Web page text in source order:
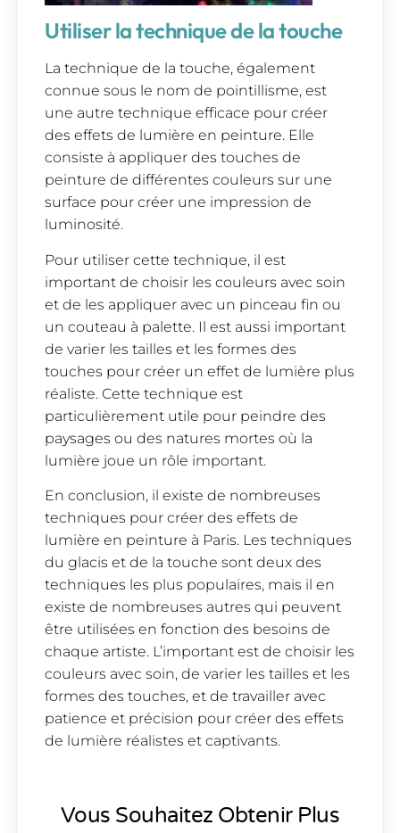
Utiliser la technique de la touche
La technique de la touche, également
connue sous le nom de pointillisme, est
une autre technique efficace pour créer
des effets de lumière en peinture. Elle
consiste à appliquer des touches de
peinture de différentes couleurs sur une
surface pour créer une impression de
luminosité.
Pour utiliser cette technique, il est
important de choisir les couleurs avec soin
et de les appliquer avec un pinceau fin ou
un couteau à palette. Il est aussi important
de varier les tailles et les formes des
touches pour créer un effet de lumière plus
réaliste. Cette technique est
particulièrement utile pour peindre des
paysages ou des natures mortes où la
lumière joue un rôle important.
En conclusion, il existe de nombreuses
techniques pour créer des effets de
lumière en peinture à Paris. Les techniques
du glacis et de la touche sont deux des
techniques les plus populaires, mais il en
existe de nombreuses autres qui peuvent
être utilisées en fonction des besoins de
chaque artiste. L’important est de choisir les
couleurs avec soin, de varier les tailles et les
formes des touches, et de travailler avec
patience et précision pour créer des effets
de lumière réalistes et captivants.
Vous Souhaitez Obtenir Plus